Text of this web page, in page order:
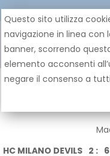
HC MILANO DEVILS 2 : 6
Questo sito utilizza
navigazione in linea con
banner, scorrendo
elemento acconsenti
negare il consenso a